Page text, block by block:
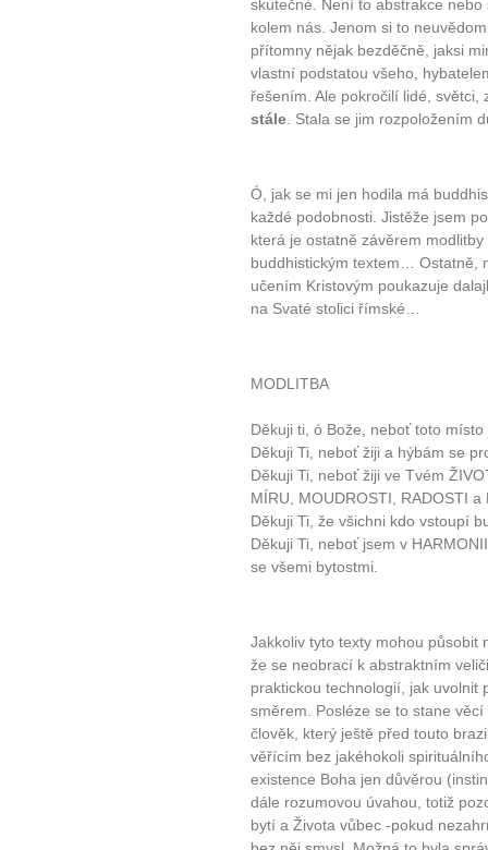
...
Jak vnést do života
Jak být šťastnější
skutečné. Není to abstrakce
kolem nás. Jenom si to
přítomny nějak bezděčně, jaksi
vlastní podstatou všeho,
řešením. Ale pokročilí lidé, světci,
stále . Stala se jim rozpoložením
Ó, jak se mi jen hodila má
každé podobnosti. Jistěže jsem
která je ostatně závěrem
buddhistickým textem… Ostatně,
učením Kristovým poukazuje
na Svaté stolici římské…
MODLITBA
Děkuji ti, ó Bože, neboť toto
Děkuji Ti, neboť žiji a hýbám se
Děkuji Ti, neboť žiji ve Tvém
MÍRU, MOUDROSTI, RADOSTI a
Děkuji Ti, že všichni kdo vstoupí
Děkuji Ti, neboť jsem v
se všemi bytostmi.
Jakkoliv tyto texty mohou působit
že se neobrací k abstraktním
praktickou technologií, jak uvolnit
směrem. Posléze se to stane
člověk, který ještě před touto
věřícím bez jakéhokoli
existence Boha jen důvěrou
dále rozumovou úvahou, totiž
bytí a Života vůbec -pokud